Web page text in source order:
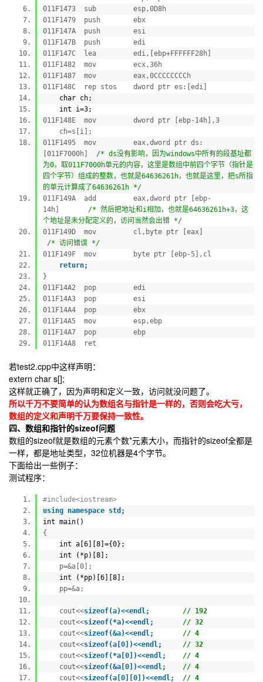
011F1473 sub esp,0D8h
011F1479 push ebx
011F147A push esi
011F147B push edi
011F147C lea edi,[ebp+FFFFFF28h]
011F1482 mov ecx,36h
011F1487 mov eax,0CCCCCCCCh
011F148C rep stos dword ptr es:[edi]
char ch;
int i=3;
011F148E mov dword ptr [ebp-14h],3
ch=s[i];
011F1495 mov eax,dword ptr ds:
[011F7000h] /* ds没有影响，因为windows中所有的段基址都
为0，取011F7000h单元的内容，这里是数组中前四个字节（指针是
四个字节）组成的整数，也就是64636261h，也就是这里，把s所指
的单元计算成了64636261h */
011F149A add eax,dword ptr [ebp-
14h] /* 然后把地址和i相加，也就是64636261h+3，这
个地址是未分配定义的，访问当然会出错 */
011F149D mov cl,byte ptr [eax]
/* 访问错误 */
011F149F mov byte ptr [ebp-5],cl
return;
}
011F14A2 pop edi
011F14A3 pop esi
011F14A4 pop ebx
011F14A5 mov esp,ebp
011F14A7 pop ebp
011F14A8 ret
若test2.cpp中这样声明：
extern char s[];
这样就正确了，因为声明和定义一致，访问就没问题了。
所以千万不要简单的认为数组名与指针是一样的，否则会吃大亏，
数组的定义和声明千万要保持一致性。
四、数组和指针的sizeof问题
数组的sizeof就是数组的元素个数*元素大小，而指针的sizeof全都是
一样，都是地址类型，32位机器是4个字节。
下面给出一些例子：
测试程序：
#include<iostream>
using namespace std;
int main()
{
int a[6][8]={0};
int (*p)[8];
p=&a[0];
int (*pp)[6][8];
pp=&a;
cout<<sizeof(a)<<endl; // 192
cout<<sizeof(*a)<<endl; // 32
cout<<sizeof(&a)<<endl; // 4
cout<<sizeof(a[0])<<endl; // 32
cout<<sizeof(*a[0])<<endl; // 4
cout<<sizeof(&a[0])<<endl; // 4
cout<<sizeof(a[0][0])<<endl; // 4